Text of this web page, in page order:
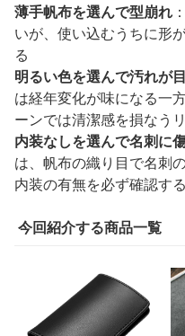
薄手帆布を選んで型崩れ
いが、使い込むうちに形
る
明るい色を選んで汚れが
は経年変化が味になる一
ーンでは清潔感を損なう
内装なしを選んで名刺に
は、帆布の織り目で名刺
内装の有無を必ず確認す
今回紹介する商品一覧